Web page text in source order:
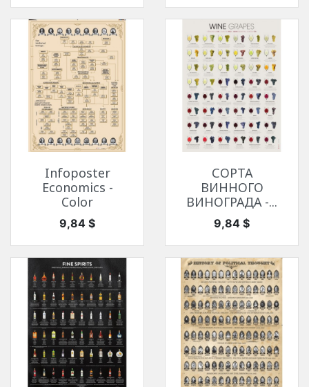
Infoposter
Economics -
Color
Цена
9,84 $
СОРТА
ВИННОГО
ВИНОГРАДА -...
Цена
9,84 $